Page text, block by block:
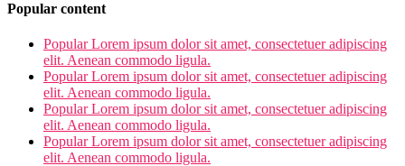
Popular content
Popular Lorem ipsum dolor sit amet, consectetuer adipiscing
elit. Aenean commodo ligula.
Popular Lorem ipsum dolor sit amet, consectetuer adipiscing
elit. Aenean commodo ligula.
Popular Lorem ipsum dolor sit amet, consectetuer adipiscing
elit. Aenean commodo ligula.
Popular Lorem ipsum dolor sit amet, consectetuer adipiscing
elit. Aenean commodo ligula.